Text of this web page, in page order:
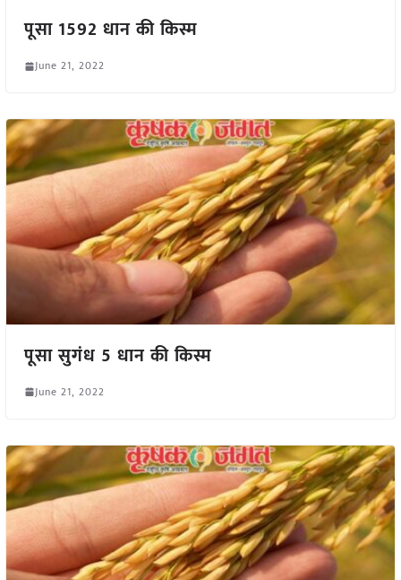
पूसा 1592 धान की किस्म
June 21, 2022
पूसा सुगंध 5 धान की किस्म
June 21, 2022